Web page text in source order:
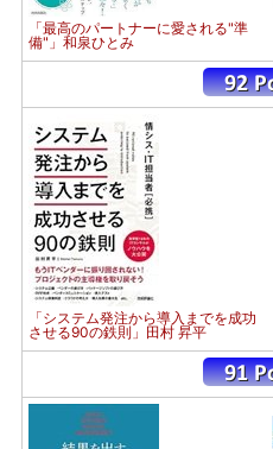
「最高のパートナーに愛される"準
備"」和泉ひとみ
「システム発注から導入までを成功
させる90の鉄則」田村 昇平